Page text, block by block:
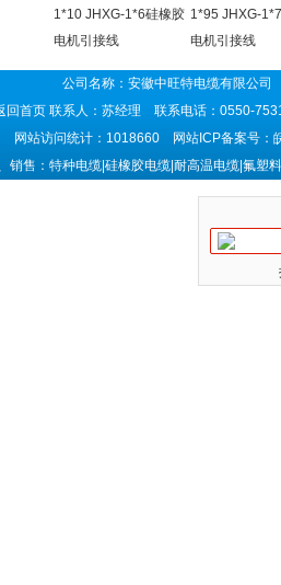
1*10 JHXG-1*6硅橡胶
电机引接线
1*95 JHXG-
电机引接线
公司名称：安徽中旺特电缆有限公
回首页 联系人：苏经理 联系电话：0550-
网站访问统计：1018660 网站ICP备案号：
销售：特种电缆|硅橡胶电缆|耐高温电缆|氟